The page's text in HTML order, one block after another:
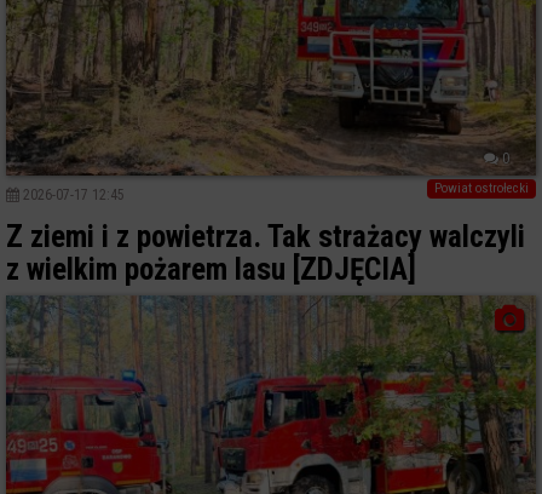
0
Powiat ostrołecki
2026-07-17 12:45
Z ziemi i z powietrza. Tak strażacy walczyli
z wielkim pożarem lasu [ZDJĘCIA]